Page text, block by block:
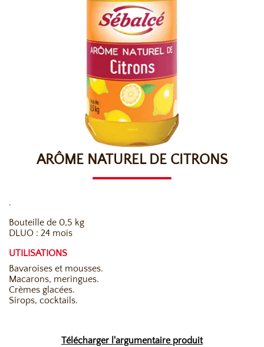
ARÔME NATUREL DE CITRONS
.
Bouteille de 0,5 kg
DLUO : 24 mois
UTILISATIONS
Bavaroises et mousses.
Macarons, meringues.
Crèmes glacées.
Sirops, cocktails.
Télécharger l'argumentaire produit